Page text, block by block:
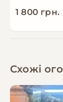
1 800 грн.
Схожі